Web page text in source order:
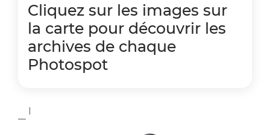
Cliquez sur les images sur
la carte pour découvrir les
archives de chaque
Photospot